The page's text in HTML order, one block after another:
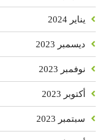
يناير 2024
ديسمبر 2023
نوفمبر 2023
أكتوبر 2023
سبتمبر 2023